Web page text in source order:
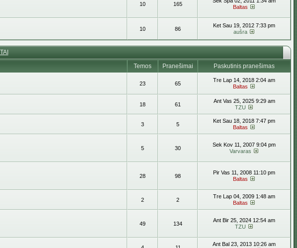
10 165
Baltas
10 86
Ket Sau 19, 2012 7:33 pm
aušra
Temos Pranešimai
Paskutinis pranešimas
23 65
Tre Lap 14, 2018 2:04 am
Baltas
18 61
Ant Vas 25, 2025 9:29 am
TZU
3 5
Ket Sau 18, 2018 7:47 pm
Baltas
5 30
Sek Kov 11, 2007 9:04 pm
Varvaras
28 98
Pir Vas 11, 2008 11:10 pm
Baltas
2 2
Tre Lap 04, 2009 1:48 am
Baltas
49 134
Ant Bir 25, 2024 12:54 am
TZU
Ant Bal 23, 2013 10:26 am